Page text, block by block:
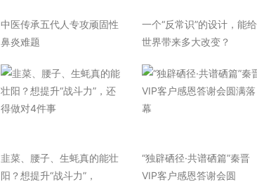
中医传承五代人专攻顽固性
鼻炎难题
一个“反常识”的设计，能给
世界带来多大改变？
韭菜、腰子、生蚝真的能壮
阳？想提升“战斗力”，
“独辟硒径·共谱硒篇”秦晋
VIP客户感恩答谢会圆